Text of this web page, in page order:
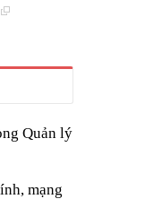
Quản lý
mạng